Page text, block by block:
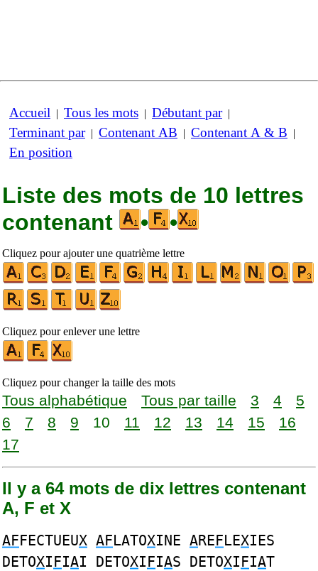
Accueil | Tous les mots | Débutant par|
Terminant par| Contenant AB | Contenant A & B |
En position
Liste des mots de 10 lettres
contenant
• •
Cliquez pour ajouter une quatrième lettre
Cliquez pour enlever une lettre
Cliquez pour changer la taille des mots
Tous alphabétique Tous par taille 3 4
5
6
7 8 9 10 11 12 13 14 15
16
17
Il y a 64 mots de dix lettres contenant
A, F et X
AFFECTUEUX AFLATOXINE AREFLEXIES
DETOXIFIAI DETOXIFIAS DETOXIFIAT